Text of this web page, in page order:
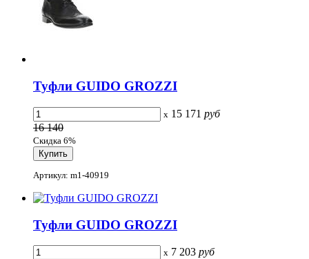
Туфли GUIDO GROZZI
x 15 171 руб
16 140
Скидка 6%
Артикул: m1-40919
Туфли GUIDO GROZZI
x 7 203 руб